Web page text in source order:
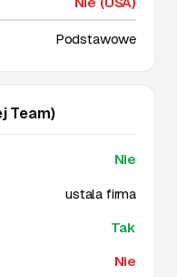
Podstawowe
Team)
Nie
ustala firma
Tak
Nie